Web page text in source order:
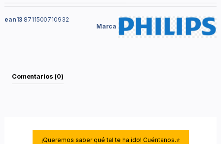
Marca
ean13 8711500710932
Comentarios (0)
¡Queremos saber qué tal te ha ido! Cuéntanos.⭐